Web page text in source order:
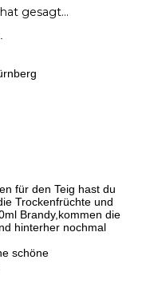
gesagt…
für den Teig hast du
Trockenfrüchte und
Brandy,kommen die
hinterher nochmal
schöne